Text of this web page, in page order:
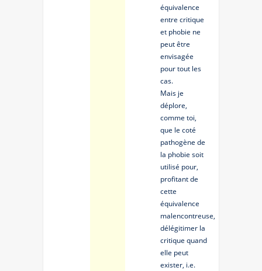
équivalence
entre critique
et phobie ne
peut être
envisagée
pour tout les
cas.
Mais je
déplore,
comme toi,
que le coté
pathogène de
la phobie soit
utilisé pour,
profitant de
cette
équivalence
malencontreuse,
délégitimer la
critique quand
elle peut
exister, i.e.